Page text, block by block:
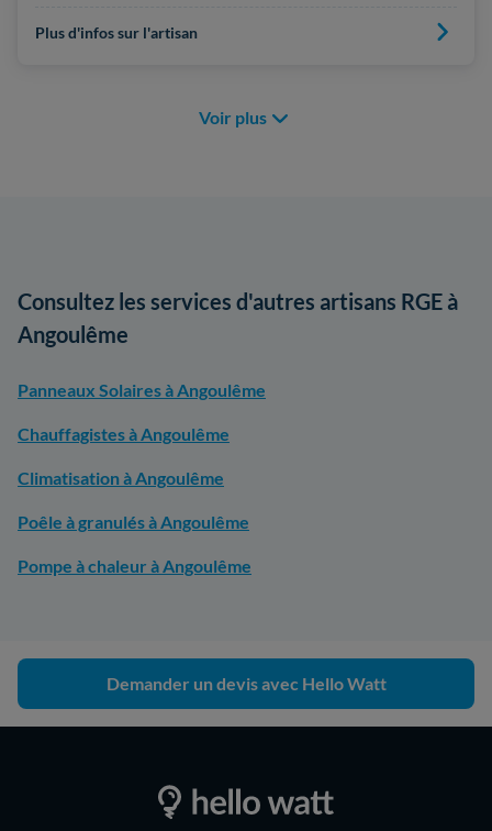
Plus d'infos sur l'artisan
Voir plus
Consultez les services d'autres artisans RGE à
Angoulême
Panneaux Solaires à Angoulême
Chauffagistes à Angoulême
Climatisation à Angoulême
Poêle à granulés à Angoulême
Pompe à chaleur à Angoulême
Demander un devis avec Hello Watt